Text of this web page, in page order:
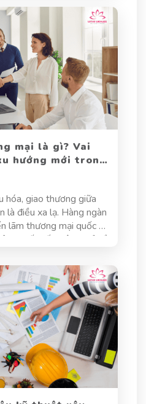
của người nói. Đây là
thức, đòi hỏi người
thức ngôn ngữ vững
cùng với kỹ năng tư duy
làm thế nào để nâng cao
Anh, đạt hiệu quả cao
thách trong nghề?
mại là gì? Vai
hướng mới trong
hóa, giao thương giữa
là điều xa lạ. Hàng ngàn
lãm thương mại quốc tế
sự kết nối không chỉ về
là lúc phiên dịch
Không đơn
ngôn ngữ, phiên dịch
nối quan trọng giúp
rào cản giao tiếp, thúc
thị trường. Bài viết này
về lĩnh vực này: từ định
có, đến những xu
tương lai của ngành